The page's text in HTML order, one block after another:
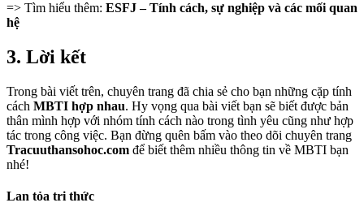
=> Tìm hiểu thêm: ESFJ – Tính cách, sự nghiệp và các mối quan
hệ
3. Lời kết
Trong bài viết trên, chuyên trang đã chia sẻ cho bạn những cặp tính
cách MBTI hợp nhau. Hy vọng qua bài viết bạn sẽ biết được bản
thân mình hợp với nhóm tính cách nào trong tình yêu cũng như hợp
tác trong công việc. Bạn đừng quên bấm vào theo dõi chuyên trang
Tracuuthansohoc.com để biết thêm nhiều thông tin về MBTI bạn
nhé!
Lan tỏa tri thức